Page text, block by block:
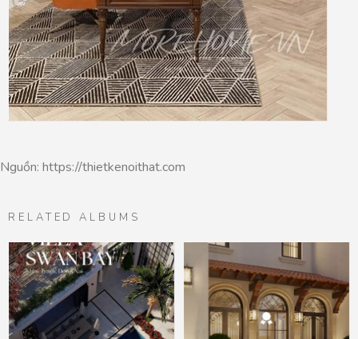
Nguồn: https://thietkenoithat.com
RELATED ALBUMS